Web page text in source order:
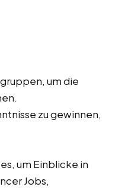
um die
zu gewinnen,
um Einblicke in
Jobs,